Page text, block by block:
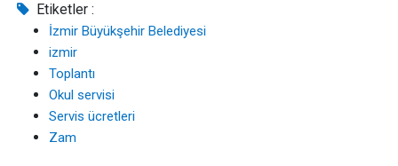
Etiketler :
İzmir Büyükşehir Belediyesi
izmir
Toplantı
Okul servisi
Servis ücretleri
Zam